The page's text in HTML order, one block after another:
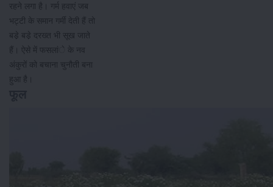
रहने लगा है। गर्म हवाएं जब
भट्टी के समान गर्मी देती हैं तो
बडे़ बडे़ दरख्त भी सूख जाते
हैं। ऐसे में फसलांे के नव
अंकुरों को बचाना चुनौती बना
हुआ है।